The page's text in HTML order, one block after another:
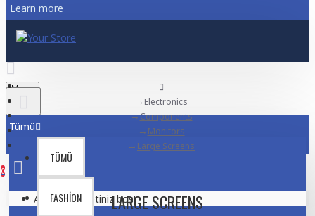
Learn more
Menu
Tümü
TÜMÜ
FASHION
0
Alışveriş sepetiniz boş!
Electronics
Components
Monitors
Large Screens
LARGE SCREENS